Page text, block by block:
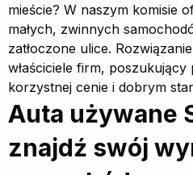
mieście? W naszym komisie
małych, zwinnych
zatłoczone ulice.
właściciele firm,
korzystnej cenie i dobrym
Auta używane
znajdź swój